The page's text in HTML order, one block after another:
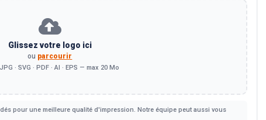
Glissez votre logo ici
ou parcourir
· SVG · PDF · AI · EPS — max 20 Mo
pour une meilleure qualité d'impression. Notre équipe peut aussi vous